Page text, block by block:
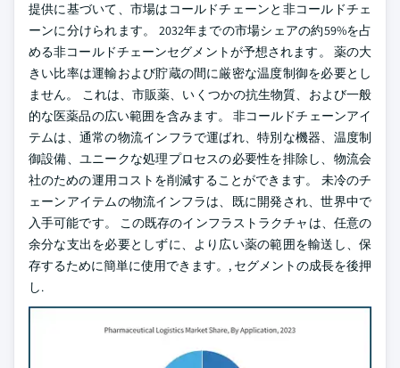
提供に基づいて、市場はコールドチェーンと非コールドチェ
ーンに分けられます。 2032年までの市場シェアの約59%を占
める非コールドチェーンセグメントが予想されます。 薬の大
きい比率は運輸および貯蔵の間に厳密な温度制御を必要とし
ません。 これは、市販薬、いくつかの抗生物質、および一般
的な医薬品の広い範囲を含みます。 非コールドチェーンアイ
テムは、通常の物流インフラで運ばれ、特別な機器、温度制
御設備、ユニークな処理プロセスの必要性を排除し、物流会
社のための運用コストを削減することができます。 未冷のチ
ェーンアイテムの物流インフラは、既に開発され、世界中で
入手可能です。 この既存のインフラストラクチャは、任意の
余分な支出を必要としずに、より広い薬の範囲を輸送し、保
存するために簡単に使用できます。, セグメントの成長を後押
し.